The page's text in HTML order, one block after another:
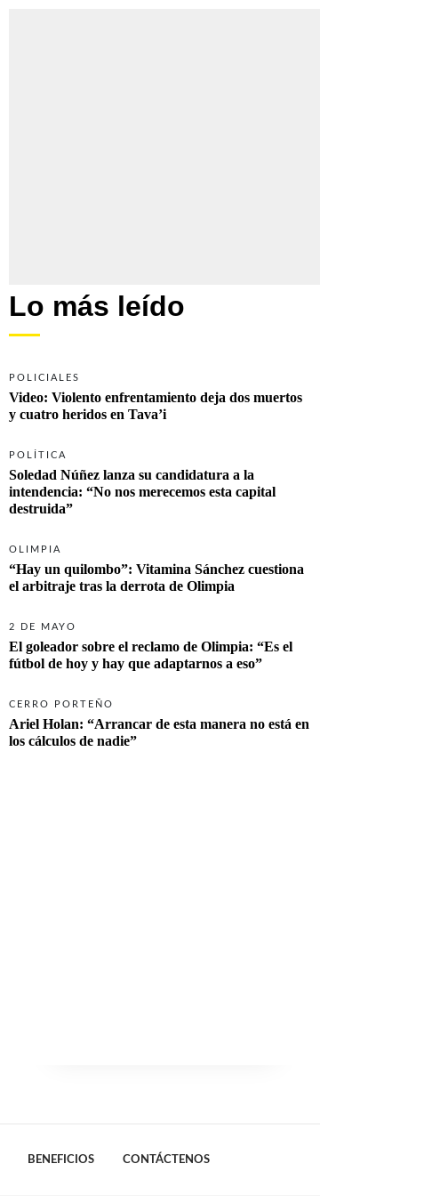
Lo más leído
POLICIALES
Video: Violento enfrentamiento deja dos muertos
y cuatro heridos en Tava’i
POLÍTICA
Soledad Núñez lanza su candidatura a la
intendencia: “No nos merecemos esta capital
destruida”
OLIMPIA
“Hay un quilombo”: Vitamina Sánchez cuestiona
el arbitraje tras la derrota de Olimpia
2 DE MAYO
El goleador sobre el reclamo de Olimpia: “Es el
fútbol de hoy y hay que adaptarnos a eso”
CERRO PORTEÑO
Ariel Holan: “Arrancar de esta manera no está en
los cálculos de nadie”
BENEFICIOS CONTÁCTENOS